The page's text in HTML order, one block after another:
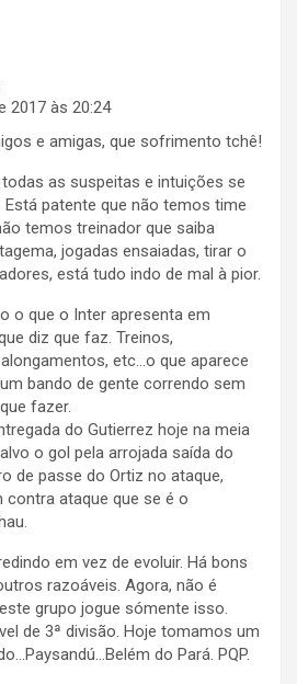
2017 às 20:24
e amigas, que sofrimento tchê!
as suspeitas e intuições se
patente que não temos time
temos treinador que saiba
jogadas ensaiadas, tirar o
está tudo indo de mal à pior.
o que o Inter apresenta em
diz que faz. Treinos,
etc…o que aparece
bando de gente correndo sem
fazer.
do Gutierrez hoje na meia
o gol pela arrojada saída do
de passe do Ortiz no ataque,
contra ataque que se é o
em vez de evoluir. Há bons
razoáveis. Agora, não é
grupo jogue sómente isso.
de 3ª divisão. Hoje tomamos um
do Pará. PQP.